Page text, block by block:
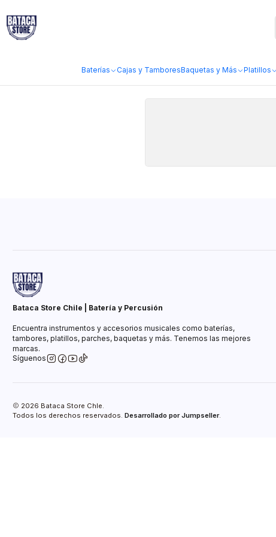
Baterías Cajas y TamboresBaquetas y Más Platillos
Bataca Store Chile | Batería y Percusión
Encuentra instrumentos y accesorios musicales como baterías,
tambores, platillos, parches, baquetas y más. Tenemos las mejores
marcas.
Síguenos
2026 Bataca Store Chle.
Todos los derechos reservados. Desarrollado por Jumpseller.